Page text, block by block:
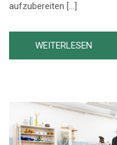
aufzubereiten […]
WEITERLESEN